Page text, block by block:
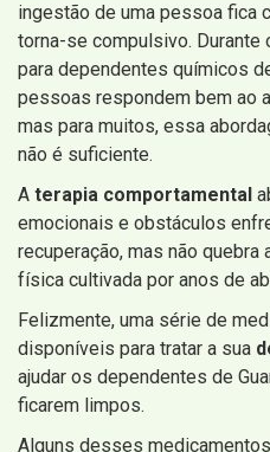
ingestão de uma pessoa fica
torna-se compulsivo.
para dependentes químicos
pessoas respondem bem ao
mas para muitos, essa
não é suficiente.
A terapia comportamental
emocionais e obstáculos
recuperação, mas não quebra
física cultivada por anos de
Felizmente, uma série de
disponíveis para tratar a sua
ajudar os dependentes de
ficarem limpos.
Alguns desses